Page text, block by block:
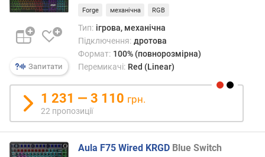
т
и
п
е
р
е
м
ч
Запитати
Forge механічна RGB
Тип: ігрова, механічна
Підключення: дротова
Формат: 100% (повнорозмірна)
Перемикачі: Red (Linear)
1 231 — 3 110 грн.
22 пропозиції
Aula F75 Wired KRGD Blue Switch